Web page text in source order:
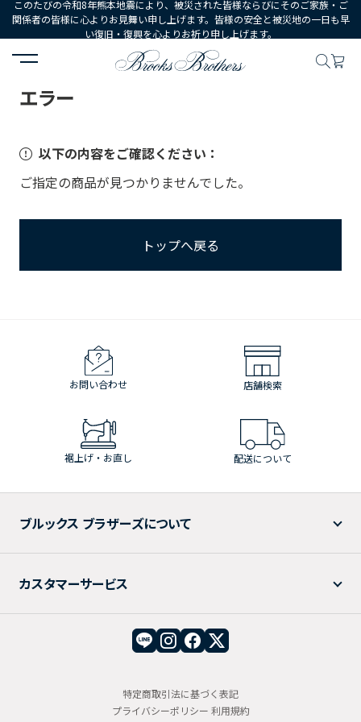
このたびの令和8年熊本地震により、被災された皆様ならびにそのご家族・ご
関係者の皆様に心よりお見舞い申し上げます。皆様の安全と被災地の一日も早
い復旧・復興を心よりお祈り申し上げます。
HOME
エラー
以下の内容をご確認ください：
ご指定の商品が見つかりませんでした。
トップへ戻る
お問い合わせ 店舗検索
裾上げ・お直し 配送について
ブルックス ブラザーズについて
カスタマーサービス
特定商取引法に基づく表記
プライバシーポリシー 利用規約